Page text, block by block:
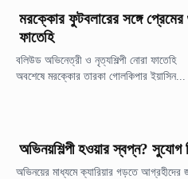
মরক্কোর ফুটবলারের সঙ্গে প্রেমের
ফাতেহি
বলিউড অভিনেত্রী ও নৃত্যশিল্পী নোরা ফাতেহি
অবশেষে মরক্কোর তারকা গোলকিপার ইয়াসিন...
অভিনয়শিল্পী হওয়ার স্বপ্ন? সুযোগ
অভিনয়ের মাধ্যমে ক্যারিয়ার গড়তে আগ্রহীদের